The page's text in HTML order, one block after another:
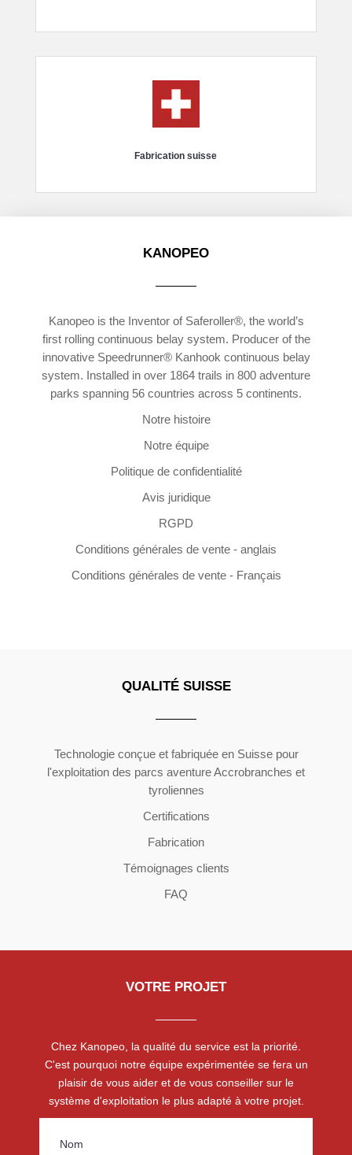
Fabrication suisse
KANOPEO
Kanopeo is the Inventor of Saferoller®, the world’s
first rolling continuous belay system. Producer of the
innovative Speedrunner® Kanhook continuous belay
system. Installed in over 1864 trails in 800 adventure
parks spanning 56 countries across 5 continents.
Notre histoire
Notre équipe
Politique de confidentialité
Avis juridique
RGPD
Conditions générales de vente - anglais
Conditions générales de vente - Français
QUALITÉ SUISSE
Technologie conçue et fabriquée en Suisse pour
l'exploitation des parcs aventure Accrobranches et
tyroliennes
Certifications
Fabrication
Témoignages clients
FAQ
VOTRE PROJET
Chez Kanopeo, la qualité du service est la priorité.
C'est pourquoi notre équipe expérimentée se fera un
plaisir de vous aider et de vous conseiller sur le
système d'exploitation le plus adapté à votre projet.